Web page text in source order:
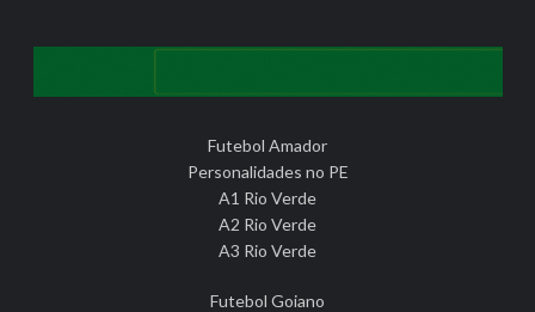
Futebol Amador
Personalidades no PE
A1 Rio Verde
A2 Rio Verde
A3 Rio Verde
Futebol Goiano